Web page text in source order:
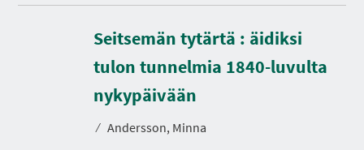
Seitsemän tytärtä : äidiksi
tulon tunnelmia 1840-luvulta
nykypäivään
⁄ Andersson, Minna
K
e
s
t